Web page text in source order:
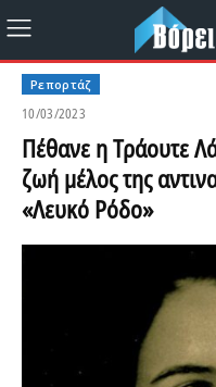
Ρεπορτάζ
10/03/2023
Πέθανε η Τράουτε
ζωή μέλος της
«Λευκό Ρόδο»